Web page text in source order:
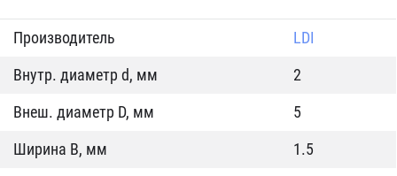
Производитель
LDI
Внутр. диаметр d, мм
2
Внеш. диаметр D, мм
5
Ширина B, мм
1.5